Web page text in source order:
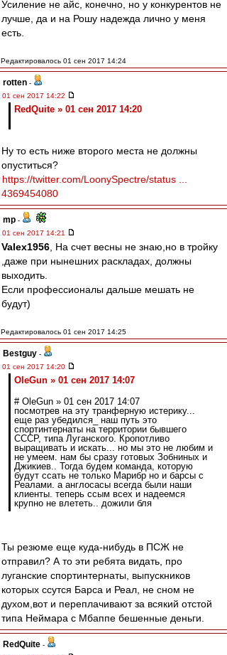
Усиление не айс, конечно, но у конкурентов не
лучше, да и на Рошу надежда лично у меня
есть.
Редактировалось 01 сен 2017 14:24
rotten -
01 сен 2017 14:22
RedQuite » 01 сен 2017 14:20
Ну то есть ниже второго места не должны
опуститься?
https://twitter.com/LoonySpectre/status ...
4369454080
mp -
01 сен 2017 14:21
Valex1956 , На счет весны не знаю,но в тройку
,даже при нынешних раскладах, должны
выходить.
Если профессионалы дальше мешать не
будут)
Редактировалось 01 сен 2017 14:25
Bestguy -
01 сен 2017 14:20
OleGun » 01 сен 2017 14:07
# OleGun » 01 сен 2017 14:07
посмотрев на эту транферную истерику...
еще раз убедился_ наш путь это
спортинтернаты на территории бывшего
СССР, типа Луганского. Кропотливо
выращивать и искать... но мы это не любим и
не умеем. нам бы сразу готовых Зобниных и
Джикиев.. Тогда будем команда, которую
будут ссать не только Марибр но и барсы с
Реалами. а англосасы всегда были наши
клиенты. теперь ссым всех и надеемся
крупно не влететь.. дожили бля
Ты резюме еще куда-нибудь в ПСЖ не
отправил? А то эти ребята видать, про
луганские спортинтернаты, выпускников
которых ссутся Барса и Реал, не сном не
духом,вот и переплачивают за всякий отстой
типа Неймара с Мбаппе бешенные деньги.
RedQuite -